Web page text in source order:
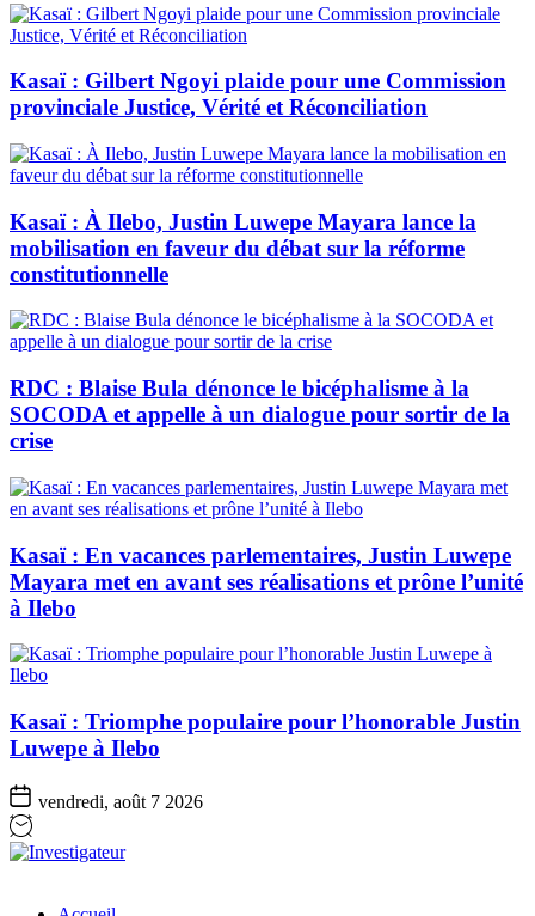
Kasaï : Gilbert Ngoyi plaide pour une Commission
provinciale Justice, Vérité et Réconciliation
Kasaï : À Ilebo, Justin Luwepe Mayara lance la
mobilisation en faveur du débat sur la réforme
constitutionnelle
RDC : Blaise Bula dénonce le bicéphalisme à la
SOCODA et appelle à un dialogue pour sortir de la
crise
Kasaï : En vacances parlementaires, Justin Luwepe
Mayara met en avant ses réalisations et prône l’unité
à Ilebo
Kasaï : Triomphe populaire pour l’honorable Justin
Luwepe à Ilebo
vendredi, août 7 2026